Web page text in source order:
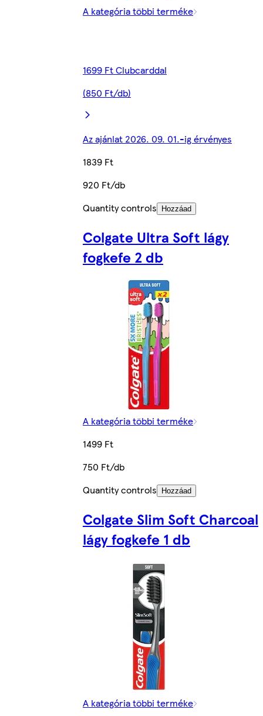
A kategória többi terméke
1699 Ft Clubcarddal
(850 Ft/db)
Az ajánlat 2026. 09. 01.-ig érvényes
1839 Ft
920 Ft/db
Quantity controls
Hozzáad
Colgate Ultra Soft lágy
fogkefe 2 db
A kategória többi terméke
1499 Ft
750 Ft/db
Quantity controls
Hozzáad
Colgate Slim Soft Charcoal
lágy fogkefe 1 db
A kategória többi terméke